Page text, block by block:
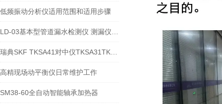
低频振动分析仪适用范围和适用步骤
高精现场动平衡仪日常维护工作
SM38-60全自动智能轴承加热器